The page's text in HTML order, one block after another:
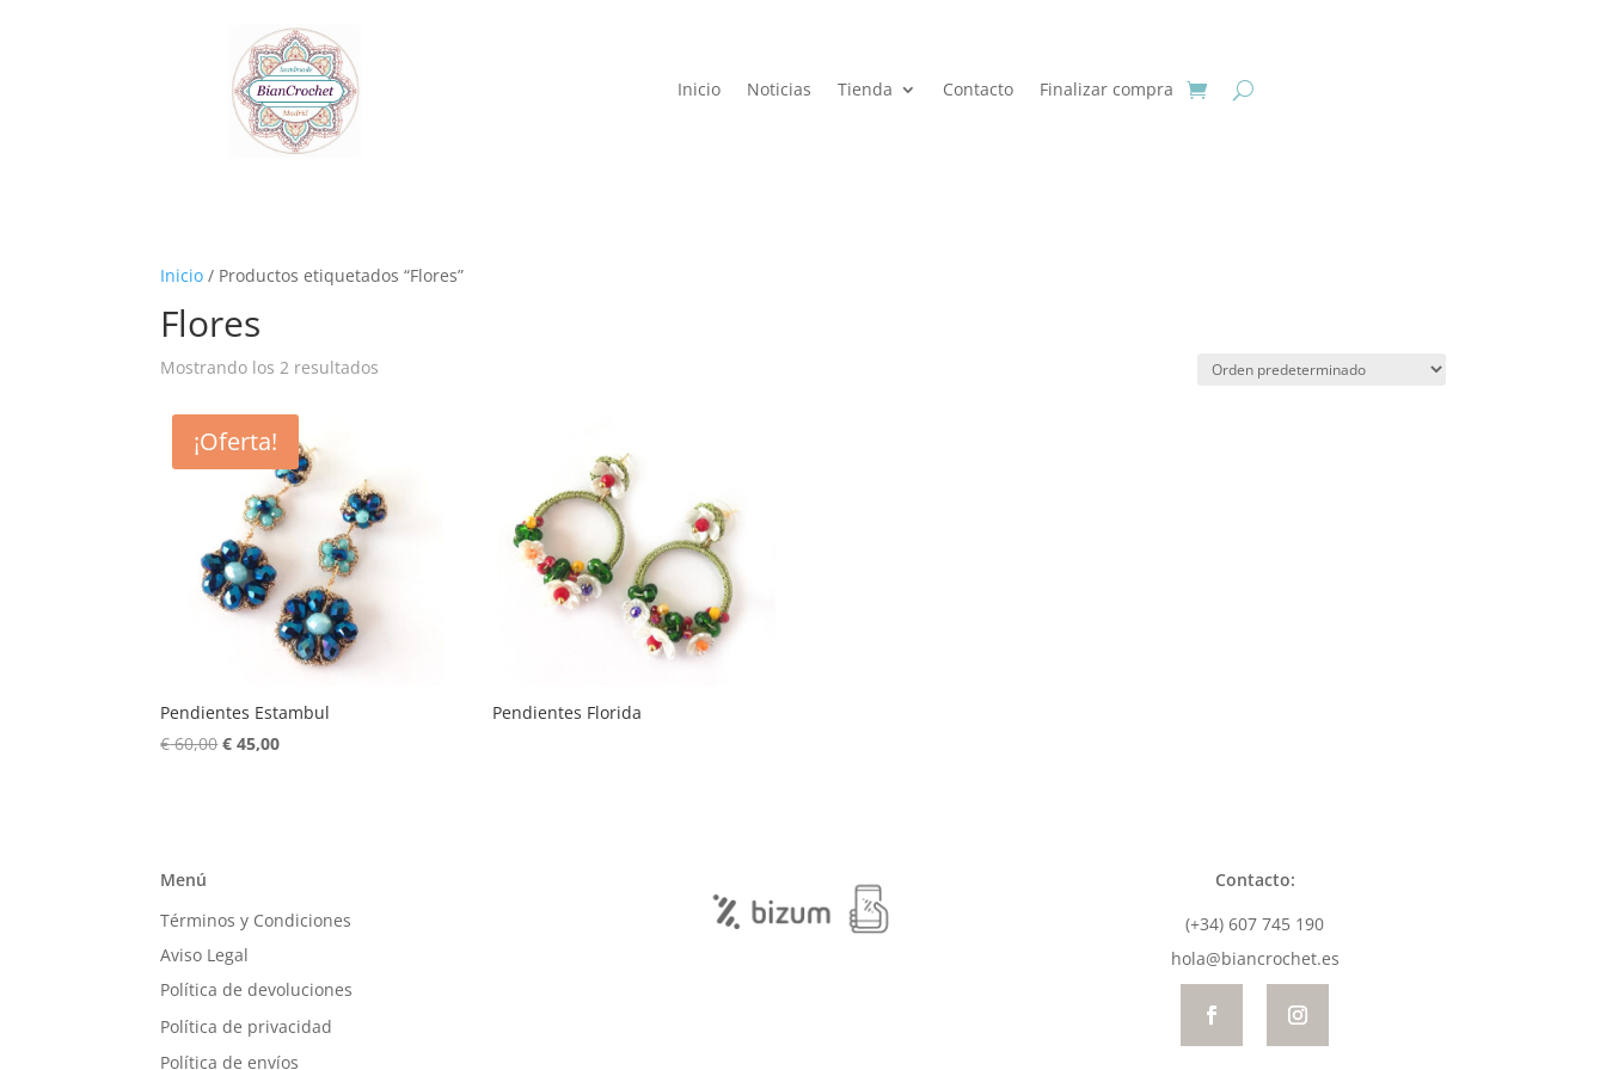
Inicio Noticias Tienda Contacto Finalizar compra
Inicio / Productos etiquetados “Flores”
Flores
Mostrando los 2 resultados
¡Oferta!
Pendientes Estambul
€60,00El
€ 45,00El
Pendientes Florida
Menú
Términos y Condiciones
Aviso Legal
Política de devoluciones
Política de privacidad
Política de envíos
Contacto:
(+34) 607 745 190
hola@biancrochet.es